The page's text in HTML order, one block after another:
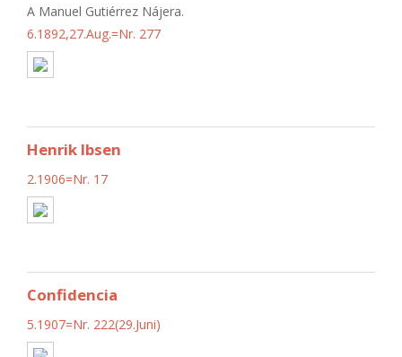
A Manuel Gutiérrez Nájera.
6.1892,27.Aug.=Nr. 277
Henrik Ibsen
2.1906=Nr. 17
Confidencia
5.1907=Nr. 222(29.Juni)